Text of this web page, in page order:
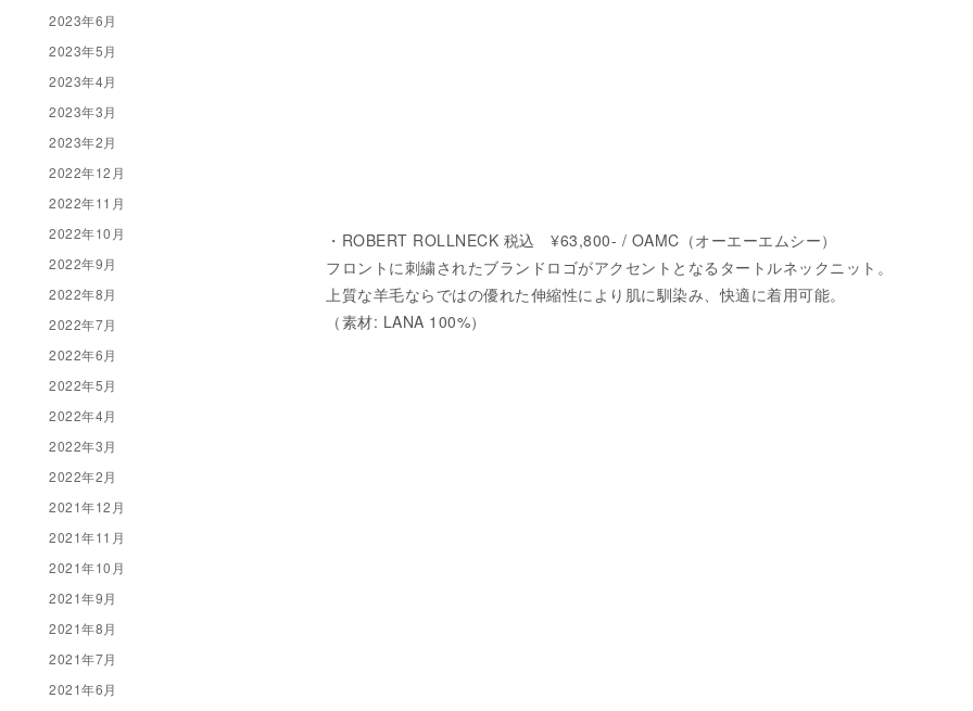
・ROBERT ROLLNECK 税込 ¥63,800- / OAMC（オーエーエムシー）
フロントに刺繍されたブランドロゴがアクセントとなるタートルネックニット。
上質な羊毛ならではの優れた伸縮性により肌に馴染み、快適に着用可能。
（素材: LANA 100%）
2023年6月
2023年5月
2023年4月
2023年3月
2023年2月
2022年12月
2022年11月
2022年10月
2022年9月
2022年8月
2022年7月
2022年6月
2022年5月
2022年4月
2022年3月
2022年2月
2021年12月
2021年11月
2021年10月
2021年9月
2021年8月
2021年7月
2021年6月